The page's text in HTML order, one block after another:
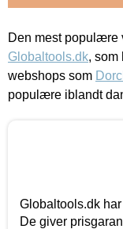
Den mest
Globaltools.dk, som
webshops som
populære iblandt
Globaltools.dk
De giver